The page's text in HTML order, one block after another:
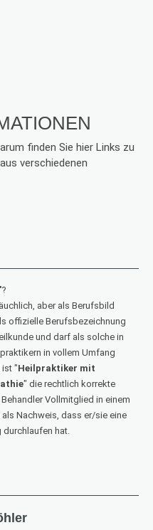
finden Sie hier Links zu
verschiedenen
?
aber als Berufsbild
offizielle Berufsbezeichnung
und darf als solche in
in vollem Umfang
ist "Heilpraktiker mit
" die rechtlich korrekte
Vollmitglied in einem
Nachweis, dass er/sie eine
hat.